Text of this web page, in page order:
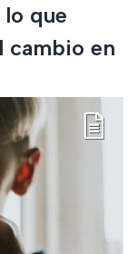
que
cambio en